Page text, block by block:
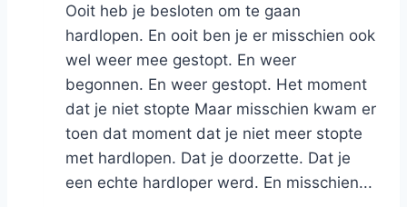
Ooit heb je besloten om te gaan
hardlopen. En ooit ben je er misschien ook
wel weer mee gestopt. En weer
begonnen. En weer gestopt. Het moment
dat je niet stopte Maar misschien kwam er
toen dat moment dat je niet meer stopte
met hardlopen. Dat je doorzette. Dat je
een echte hardloper werd. En misschien...